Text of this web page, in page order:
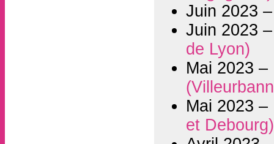
Juin 2023
Juin 2023
de Lyon)
Mai 2023 –
Mai 2023 –
et Debourg)